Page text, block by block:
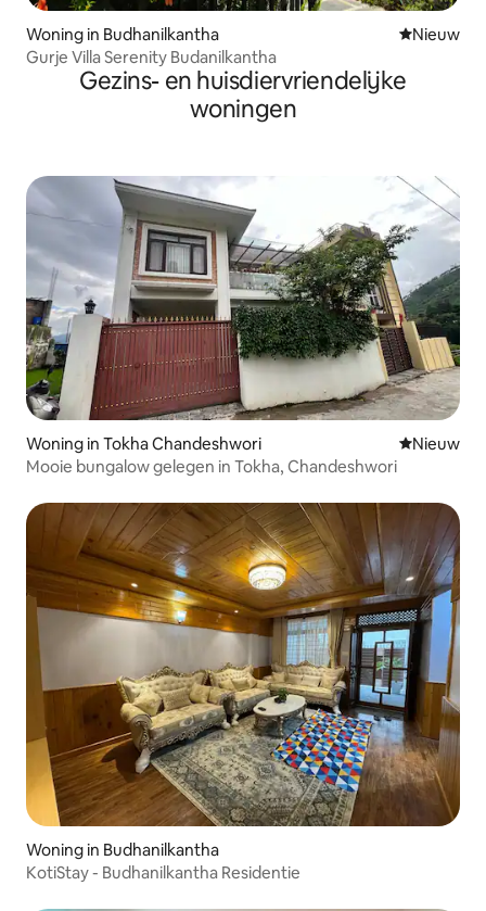
Woning in Budhanilkantha Nieuwe
Nieuw
Gurje Villa Serenity Budanilkantha
Gezins- en huisdiervriendelijke
woningen
Woning in Tokha Chandeshwori Nieuwe
Nieuw
Mooie bungalow gelegen in Tokha, Chandeshwori
Woning in Budhanilkantha
KotiStay - Budhanilkantha Residentie